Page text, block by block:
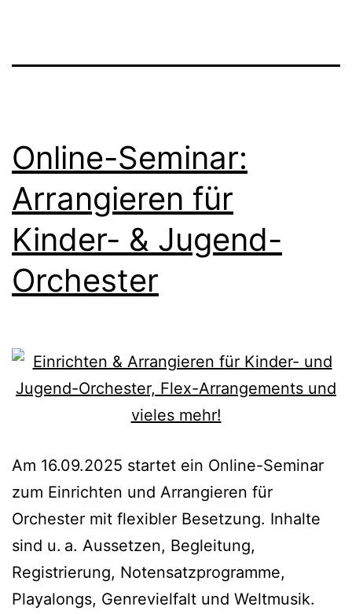
Online-Seminar:
Arrangieren für
Kinder- & Jugend-
Orchester
Am 16.09.2025 startet ein Online-Seminar
zum Einrichten und Arrangieren für
Orchester mit flexibler Besetzung. Inhalte
sind u. a. Aussetzen, Begleitung,
Registrierung, Notensatzprogramme,
Playalongs, Genrevielfalt und Weltmusik.